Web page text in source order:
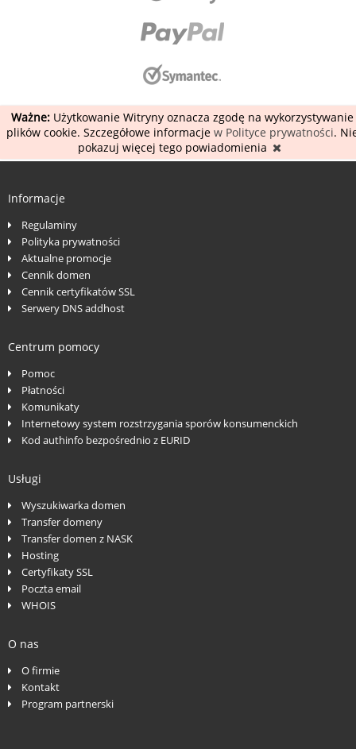
Ważne:Użytkowanie Witryny oznacza zgodę na wykorzystywanie
plików cookie. Szczegółowe informacje w Polityce prywatności.
pokazuj więcej tego powiadomienia
Informacje
Regulaminy
Polityka prywatności
Aktualne promocje
Cennik domen
Cennik certyfikatów SSL
Serwery DNS addhost
Centrum pomocy
Pomoc
Płatności
Komunikaty
Internetowy system rozstrzygania sporów konsumenckich
Kod authinfo bezpośrednio z EURID
Usługi
Wyszukiwarka domen
Transfer domeny
Transfer domen z NASK
Hosting
Certyfikaty SSL
Poczta email
WHOIS
O nas
O firmie
Kontakt
Program partnerski